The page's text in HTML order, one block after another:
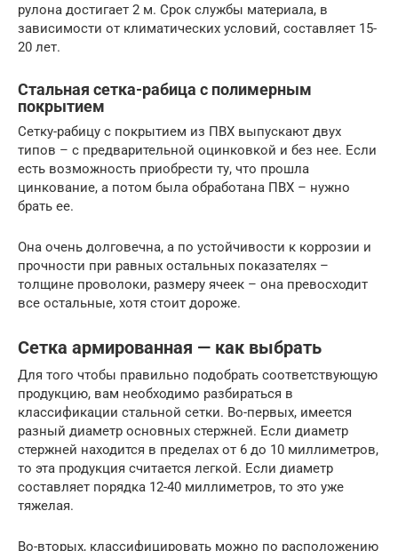
рулона достигает 2 м. Срок службы материала, в
зависимости от климатических условий, составляет 15-
20 лет.
Стальная сетка-рабица с полимерным
покрытием
Сетку-рабицу с покрытием из ПВХ выпускают двух
типов – с предварительной оцинковкой и без нее. Если
есть возможность приобрести ту, что прошла
цинкование, а потом была обработана ПВХ – нужно
брать ее.
Она очень долговечна, а по устойчивости к коррозии и
прочности при равных остальных показателях –
толщине проволоки, размеру ячеек – она превосходит
все остальные, хотя стоит дороже.
Сетка армированная — как выбрать
Для того чтобы правильно подобрать соответствующую
продукцию, вам необходимо разбираться в
классификации стальной сетки. Во-первых, имеется
разный диаметр основных стержней. Если диаметр
стержней находится в пределах от 6 до 10 миллиметров,
то эта продукция считается легкой. Если диаметр
составляет порядка 12-40 миллиметров, то это уже
тяжелая.
Во-вторых, классифицировать можно по расположению